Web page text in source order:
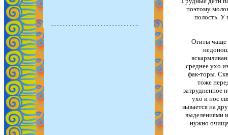
поэтому
полость. У
Отиты чаще
среднее ухо
фак-торы.
тоже
затрудненное
ухо и нос
зывается на
выделениями
нужно